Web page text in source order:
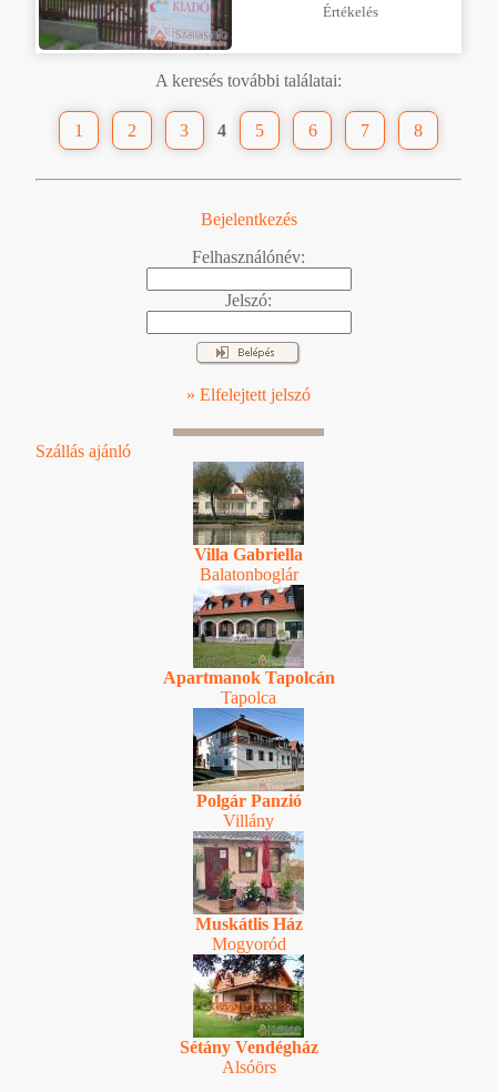
Értékelés
A keresés további találatai:
1 2 3 4 5 6 7 8
Bejelentkezés
Felhasználónév:
Jelszó:
» Elfelejtett jelszó
Szállás ajánló
Villa Gabriella
Balatonboglár
Apartmanok Tapolcán
Tapolca
Polgár Panzió
Villány
Muskátlis Ház
Mogyoród
Sétány Vendégház
Alsóörs